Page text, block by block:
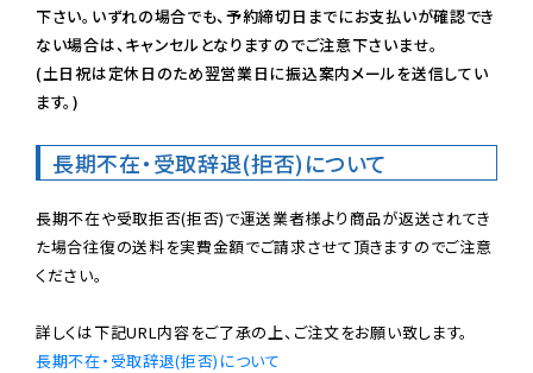
下さい。いずれの場合でも、予約締切日までにお支払いが確認でき
ない場合は、キャンセルとなりますのでご注意下さいませ。
(土日祝は定休日のため翌営業日に振込案内メールを送信してい
ます。)
長期不在・受取辞退(拒否)について
長期不在や受取拒否(拒否)で運送業者様より商品が返送されてき
た場合往復の送料を実費金額でご請求させて頂きますのでご注意
ください。
長期不在・受取辞退(拒否)について